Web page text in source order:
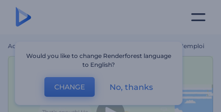
Accueil Promotion Du Site Web De Recherche D'emploi
Would you like to change Renderforest language
to English?
CHANGE No, thanks